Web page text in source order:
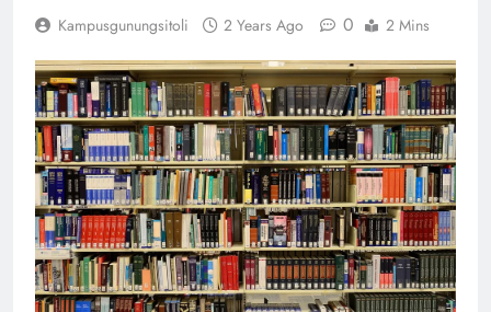
Kampusgunungsitoli 2 Years Ago 0 2 Mins